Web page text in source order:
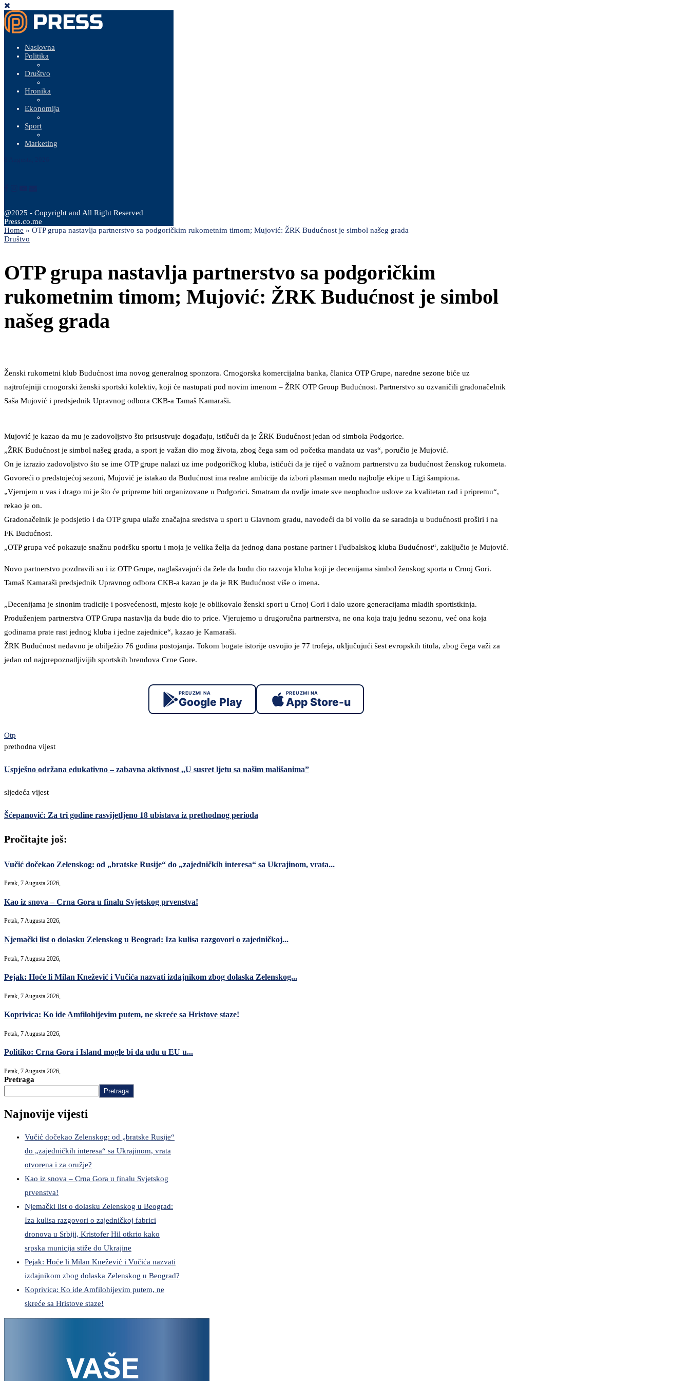
Naslovna
Politika
Društvo
Hronika
Ekonomija
Sport
Marketing
@2025 - Copyright and All Right Reserved
Press.co.me
Home » OTP grupa nastavlja partnerstvo sa podgoričkim rukometnim timom; Mujović: ŽRK Budućnost je simbol našeg grada
Društvo
OTP grupa nastavlja partnerstvo sa podgoričkim
rukometnim timom; Mujović: ŽRK Budućnost je simbol
našeg grada
Ženski rukometni klub Budućnost ima novog generalnog sponzora. Crnogorska komercijalna banka, članica OTP Grupe, naredne sezone biće uz
najtrofejniji crnogorski ženski sportski kolektiv, koji će nastupati pod novim imenom – ŽRK OTP Group Budućnost. Partnerstvo su ozvaničili gradonačelnik
Saša Mujović i predsjednik Upravnog odbora CKB-a Tamaš Kamaraši.
Mujović je kazao da mu je zadovoljstvo što prisustvuje događaju, ističući da je ŽRK Budućnost jedan od simbola Podgorice.
„ŽRK Budućnost je simbol našeg grada, a sport je važan dio mog života, zbog čega sam od početka mandata uz vas“, poručio je Mujović.
On je izrazio zadovoljstvo što se ime OTP grupe nalazi uz ime podgoričkog kluba, ističući da je riječ o važnom partnerstvu za budućnost ženskog rukometa.
Govoreći o predstojećoj sezoni, Mujović je istakao da Budućnost ima realne ambicije da izbori plasman među najbolje ekipe u Ligi šampiona.
„Vjerujem u vas i drago mi je što će pripreme biti organizovane u Podgorici. Smatram da ovdje imate sve neophodne uslove za kvalitetan rad i pripremu“,
rekao je on.
Gradonačelnik je podsjetio i da OTP grupa ulaže značajna sredstva u sport u Glavnom gradu, navodeći da bi volio da se saradnja u budućnosti proširi i na
FK Budućnost.
„OTP grupa već pokazuje snažnu podršku sportu i moja je velika želja da jednog dana postane partner i Fudbalskog kluba Budućnost“, zaključio je Mujović.
Novo partnerstvo pozdravili su i iz OTP Grupe, naglašavajući da žele da budu dio razvoja kluba koji je decenijama simbol ženskog sporta u Crnoj Gori.
Tamaš Kamaraši predsjednik Upravnog odbora CKB-a kazao je da je RK Budućnost više o imena.
„Decenijama je sinonim tradicije i posvećenosti, mjesto koje je oblikovalo ženski sport u Crnoj Gori i dalo uzore generacijama mladih sportistkinja.
Produženjem partnerstva OTP Grupa nastavlja da bude dio to price. Vjerujemo u drugoručna partnerstva, ne ona koja traju jednu sezonu, već ona koja
godinama prate rast jednog kluba i jedne zajednice“, kazao je Kamaraši.
ŽRK Budućnost nedavno je obilježio 76 godina postojanja. Tokom bogate istorije osvojio je 77 trofeja, uključujući šest evropskih titula, zbog čega važi za
jedan od najprepoznatljivijih sportskih brendova Crne Gore.
PREUZMI NA
Google Play
PREUZMI NA
App Store-u
Otp
prethodna vijest
Uspješno održana edukativno – zabavna aktivnost ,,U susret ljetu sa našim mališanima”
sljedeća vijest
Šćepanović: Za tri godine rasvijetljeno 18 ubistava iz prethodnog perioda
Pročitajte još:
Vučić dočekao Zelenskog: od „bratske Rusije“ do „zajedničkih interesa“ sa Ukrajinom, vrata...
Petak, 7 Augusta 2026,
Kao iz snova – Crna Gora u finalu Svjetskog prvenstva!
Petak, 7 Augusta 2026,
Njemački list o dolasku Zelenskog u Beograd: Iza kulisa razgovori o zajedničkoj...
Petak, 7 Augusta 2026,
Pejak: Hoće li Milan Knežević i Vučića nazvati izdajnikom zbog dolaska Zelenskog...
Petak, 7 Augusta 2026,
Koprivica: Ko ide Amfilohijevim putem, ne skreće sa Hristove staze!
Petak, 7 Augusta 2026,
Politiko: Crna Gora i Island mogle bi da uđu u EU u...
Petak, 7 Augusta 2026,
Pretraga
Pretraga
Najnovije vijesti
Vučić dočekao Zelenskog: od „bratske Rusije“
do „zajedničkih interesa“ sa Ukrajinom, vrata
otvorena i za oružje?
Kao iz snova – Crna Gora u finalu Svjetskog
prvenstva!
Njemački list o dolasku Zelenskog u Beograd:
Iza kulisa razgovori o zajedničkoj fabrici
dronova u Srbiji, Kristofer Hil otkrio kako
srpska municija stiže do Ukrajine
Pejak: Hoće li Milan Knežević i Vučića nazvati
izdajnikom zbog dolaska Zelenskog u Beograd?
Koprivica: Ko ide Amfilohijevim putem, ne
skreće sa Hristove staze!